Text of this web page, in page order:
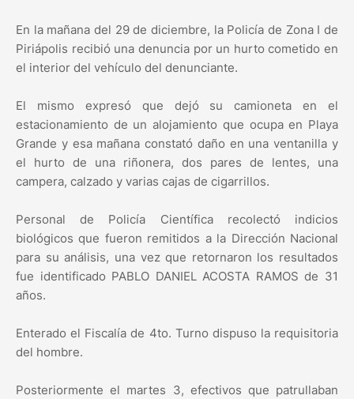
En la mañana del 29 de diciembre, la Policía de Zona I de
Piriápolis recibió una denuncia por un hurto cometido en
el interior del vehículo del denunciante.
El mismo expresó que dejó su camioneta en el
estacionamiento de un alojamiento que ocupa en Playa
Grande y esa mañana constató daño en una ventanilla y
el hurto de una riñonera, dos pares de lentes, una
campera, calzado y varias cajas de cigarrillos.
Personal de Policía Científica recolectó indicios
biológicos que fueron remitidos a la Dirección Nacional
para su análisis, una vez que retornaron los resultados
fue identificado PABLO DANIEL ACOSTA RAMOS de 31
años.
Enterado el Fiscalía de 4to. Turno dispuso la requisitoria
del hombre.
Posteriormente el martes 3, efectivos que patrullaban